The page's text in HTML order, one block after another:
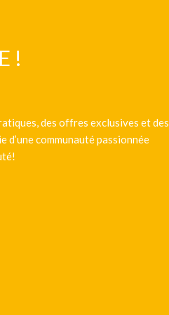
!
des offres exclusives et des
d’une communauté passionnée